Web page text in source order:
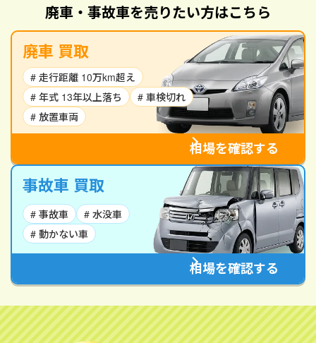
廃車・事故車を売りたい方はこちら
廃車 買取
# 走行距離 10万km超え
# 年式 13年以上落ち
# 車検切れ
# 放置車両
相場を確認する
事故車 買取
# 事故車
# 水没車
# 動かない車
相場を確認する